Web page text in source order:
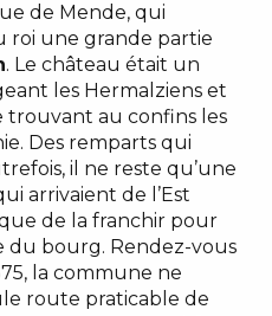
de Mende, qui
roi une grande partie
. Le château était un
les Hermalziens et
trouvant au confins les
Des remparts qui
il ne reste qu’une
arrivaient de l’Est
que de la franchir pour
du bourg. Rendez-vous
la commune ne
route praticable de